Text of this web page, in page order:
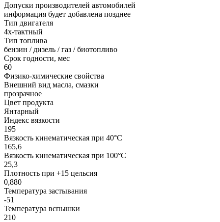
Допуски производителей автомобилей
информация будет добавлена позднее
Тип двигателя
4х-тактный
Тип топлива
бензин / дизель / газ / биотопливо
Срок годности, мес
60
Физико-химические свойства
Внешний вид масла, смазки
прозрачное
Цвет продукта
Янтарный
Индекс вязкости
195
Вязкость кинематическая при 40°С
165,6
Вязкость кинематическая при 100°С
25,3
Плотность при +15 цельсия
0,880
Температура застывания
-51
Температура вспышки
210